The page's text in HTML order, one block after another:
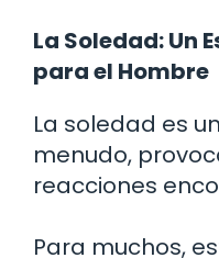
La Soledad: Un
para el Hombre
La soledad es
menudo,
reacciones
Para muchos,